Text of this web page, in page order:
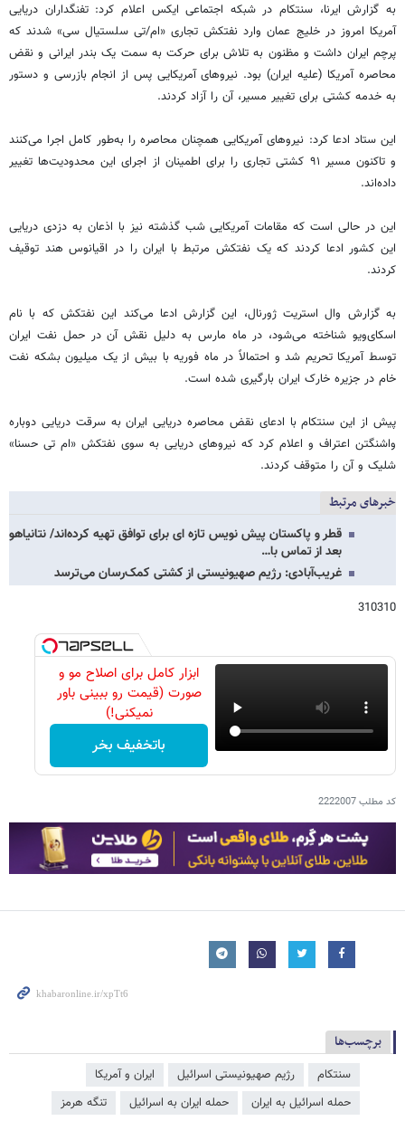
به گزارش ایرنا، سنتکام در شبکه اجتماعی ایکس اعلام کرد: تفنگداران دریایی
آمریکا امروز در خلیج عمان وارد نفتکش تجاری «ام/تی سلستیال سی» شدند که
پرچم ایران داشت و مظنون به تلاش برای حرکت به سمت یک بندر ایرانی و نقض
محاصره آمریکا (علیه ایران) بود. نیروهای آمریکایی پس از انجام بازرسی و دستور
به خدمه کشتی برای تغییر مسیر، آن را آزاد کردند.
این ستاد ادعا کرد: نیروهای آمریکایی همچنان محاصره را به‌طور کامل اجرا می‌کنند
و تاکنون مسیر ۹۱ کشتی تجاری را برای اطمینان از اجرای این محدودیت‌ها تغییر
داده‌اند.
این در حالی است که مقامات آمریکایی شب گذشته نیز با اذعان به دزدی دریایی
این کشور ادعا کردند که یک نفتکش مرتبط با ایران را در اقیانوس هند توقیف
کردند.
به گزارش وال استریت ژورنال، این گزارش ادعا می‌کند این نفتکش که با نام
اسکای‌ویو شناخته می‌شود، در ماه مارس به دلیل نقش آن در حمل نفت ایران
توسط آمریکا تحریم شد و احتمالاً در ماه فوریه با بیش از یک میلیون بشکه نفت
خام در جزیره خارک ایران بارگیری شده است.
پیش از این سنتکام با ادعای نقض محاصره دریایی ایران به سرقت دریایی دوباره
واشنگتن اعتراف و اعلام کرد که نیروهای دریایی به سوی نفتکش «ام تی حسنا»
شلیک و آن را متوقف کردند.
خبرهای مرتبط
قطر و پاکستان پیش نویس تازه ای برای توافق تهیه کرده‌اند/ نتانیاهو
بعد از تماس با…
غریب‌آبادی: رژیم صهیونیستی از کشتی کمک‌رسان می‌ترسد
310310
ابزار کامل برای اصلاح مو و
صورت (قیمت رو ببینی باور
نمیکنی!)
باتخفیف بخر
کد مطلب2222007
برچسب‌ها
سنتکام رژیم صهیونیستی اسرائیل
ایران و آمریکا
حمله اسرائیل به ایران
حمله ایران به اسرائیل تنگه هرمز